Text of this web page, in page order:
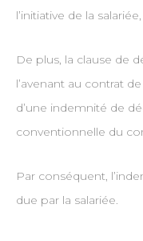
l’initiative de la
De plus, la clause de
l’avenant au contrat
d’une indemnité de
conventionnelle du
Par conséquent,
due par la salariée.